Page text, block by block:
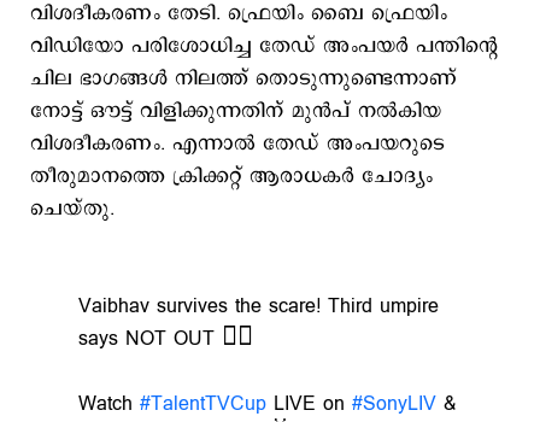
വിശദീകരണം തേടി. ഫ്രെയിം ബൈ ഫ്രെയിം
വിഡിയോ പരിശോധിച്ച തേഡ് അംപയര്‍ പന്തിന്റെ
ചില ഭാഗങ്ങൾ നിലത്ത് തൊടുന്നുണ്ടെന്നാണ്
നോട്ട് ഔട്ട് വിളിക്കുന്നതിന് മുന്‍പ് നല്‍കിയ
വിശദീകരണം. എന്നാല്‍ തേഡ് അംപയറുടെ
തീരുമാനത്തെ ക്രിക്കറ്റ് ആരാധകര്‍ ചോദ്യം
ചെയ്തു.
Vaibhav survives the scare! Third umpire
says NOT OUT 😮‍💨
Watch #TalentTVCup LIVE on #SonyLIV &